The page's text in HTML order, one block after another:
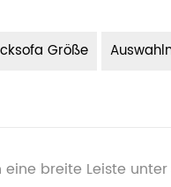
breite Leiste
Größe